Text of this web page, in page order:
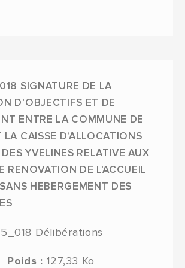
SIGNATURE DE LA
D’OBJECTIFS ET DE
ENTRE LA COMMUNE DE
CAISSE D’ALLOCATIONS
YVELINES RELATIVE AUX
RENOVATION DE L’ACCUEIL
HEBERGEMENT DES
Délibérations
Poids : 127,33 Ko